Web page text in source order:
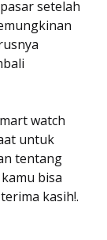
setelah
watch
untuk
tentang
bisa
kasih!.